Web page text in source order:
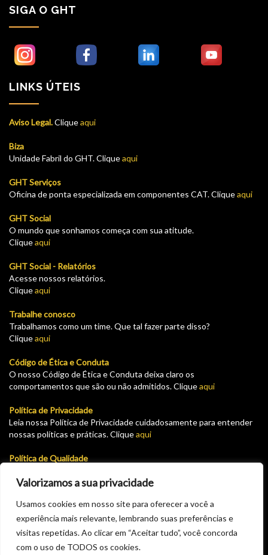
Valorizamos a sua privacidade
Usamos cookies em nosso site para oferecer a você a
experiência mais relevante, lembrando suas preferências e
visitas repetidas. Ao clicar em “Aceitar tudo”, você concorda
com o uso de TODOS os cookies.
SIGA O GHT
LINKS ÚTEIS
Aviso Legal.Cliqueaqui
Biza
Unidade Fabril do GHT. Cliqueaqui
GHT Serviços
Oficina de ponta especializada em componentes CAT. Cliqueaqui
GHT Social
O mundo que sonhamos começa com sua atitude.
Cliqueaqui
GHT Social - Relatórios
Acesse nossos relatórios.
Cliqueaqui
Trabalhe conosco
Trabalhamos como um time. Que tal fazer parte disso?
Cliqueaqui
Código de Ética e Conduta
O nosso Código de Ética e Conduta deixa claro os
comportamentos que são ou não admitidos. Cliqueaqui
Política de Privacidade
Leia nossa Política de Privacidade cuidadosamente para entender
nossas políticas e práticas. Cliqueaqui
Política de Qualidade
entender nossas políticas e práticas. Clique
Plataforma para solicitar cadastro como fornecedor do GHT.
Solicite seu pré cadastro aqui e aguarde a aprovação via email.
Cliqueaqui